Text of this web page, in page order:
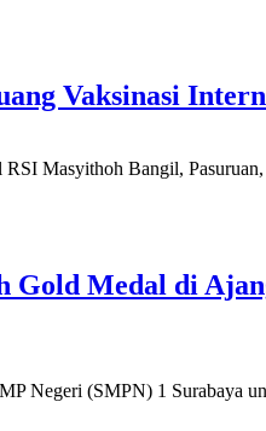
Vaksinasi
Masyithoh Bangil,
Gold Medal di
Negeri (SMPN) 1 Surabaya